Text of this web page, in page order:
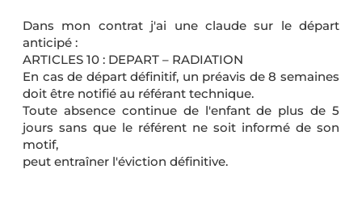
Dans mon contrat j'ai une claude sur le départ
anticipé :
ARTICLES 10 : DEPART – RADIATION
En cas de départ définitif, un préavis de 8 semaines
doit être notifié au référant technique.
Toute absence continue de l'enfant de plus de 5
jours sans que le référent ne soit informé de son
motif,
peut entraîner l'éviction définitive.